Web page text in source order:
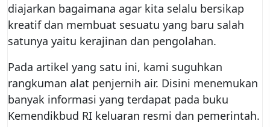
diajarkan bagaimana agar kita selalu bersikap
kreatif dan membuat sesuatu yang baru salah
satunya yaitu kerajinan dan pengolahan.
Pada artikel yang satu ini, kami suguhkan
rangkuman alat penjernih air. Disini menemukan
banyak informasi yang terdapat pada buku
Kemendikbud RI keluaran resmi dan pemerintah.